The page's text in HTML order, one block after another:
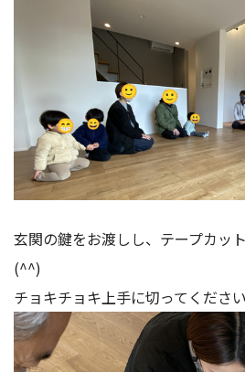
玄関の鍵をお渡しし、テープカッ
(^^)
チョキチョキ上手に切ってください